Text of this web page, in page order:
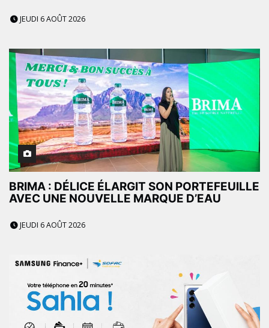
JEUDI 6 AOÛT 2026
BRIMA : DÉLICE ÉLARGIT SON PORTEFEUILLE
AVEC UNE NOUVELLE MARQUE D’EAU
JEUDI 6 AOÛT 2026